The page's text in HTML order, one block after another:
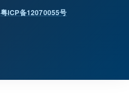
粤ICP备12070055号